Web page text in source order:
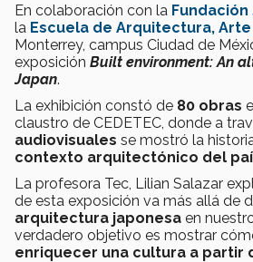
En colaboración con la Fundación
la Escuela de Arquitectura, Arte
Monterrey, campus Ciudad de
exposición Built environment: An
Japan.
La exhibición constó de 80 obras
claustro de CEDETEC, donde a
audiovisuales se mostró la
contexto arquitectónico del
La profesora Tec, Lilian Salazar
de esta exposición va más allá de
arquitectura japonesa en
verdadero objetivo es mostrar
enriquecer una cultura a partir